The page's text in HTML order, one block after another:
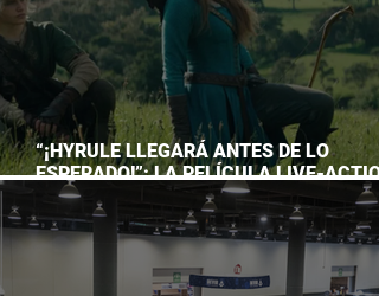
“¡HYRULE LLEGARÁ ANTES DE LO
ESPERADO!”: LA PELÍCULA LIVE-
DE THE LEGEND OF ZELDA ADELANTA
ESTRENO